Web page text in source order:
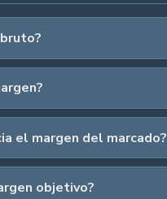
el margen del marcado?
objetivo?